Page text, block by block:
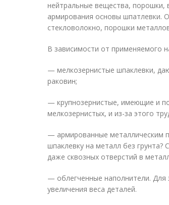
нейтральные вещества, порошки,
армирования основы шпатлевки.
стекловолокно, порошки
В зависимости от применяемого
— мелкозернистые шпаклевки,
раковин;
— крупнозернистые, имеющие и
мелкозернистых, и из-за этого
— армированные металлическим
шпаклевку на металл без
даже сквозных отверстий в
— облегченные наполнители. Для
увеличения веса деталей.